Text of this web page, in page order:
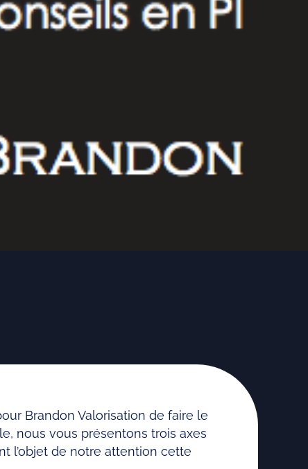
Brandon Valorisation de faire le
nous vous présentons trois axes
l’objet de notre attention cette